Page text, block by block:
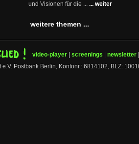
und Visionen für die ... ... weiter
weitere themen ...
video-player screenings newsletter
Postbank Berlin, Kontonr.: 6814102, BLZ: